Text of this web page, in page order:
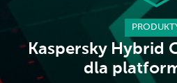
Kaspersky Hybrid
dla